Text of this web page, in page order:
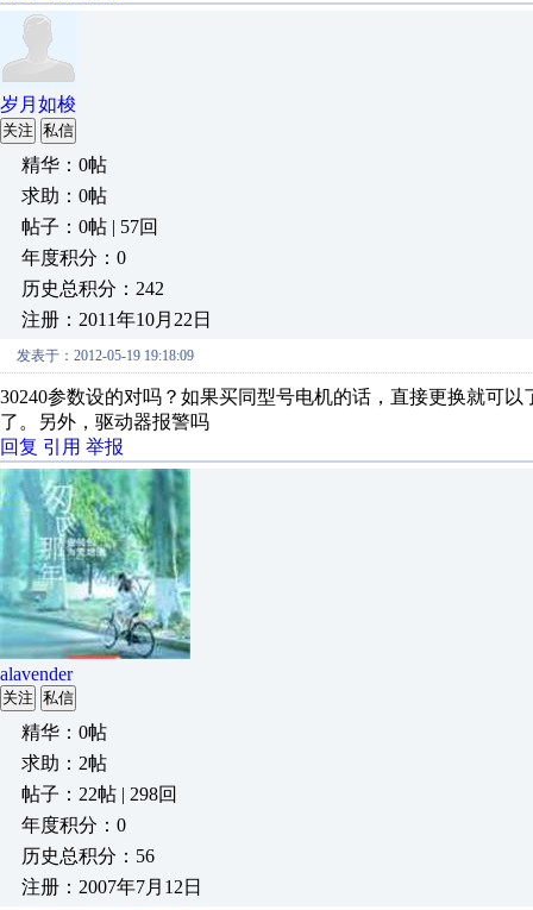
岁月如梭
关注 私信
精华：0帖
求助：0帖
帖子：0帖 | 57回
年度积分：0
历史总积分：242
注册：2011年10月22日
发表于：2012-05-19 19:18:09
30240参数设的对吗？如果买同型号电机的话，直接更换就可
了。另外，驱动器报警吗
回复 引用 举报
alavender
关注 私信
精华：0帖
求助：2帖
帖子：22帖 | 298回
年度积分：0
历史总积分：56
注册：2007年7月12日